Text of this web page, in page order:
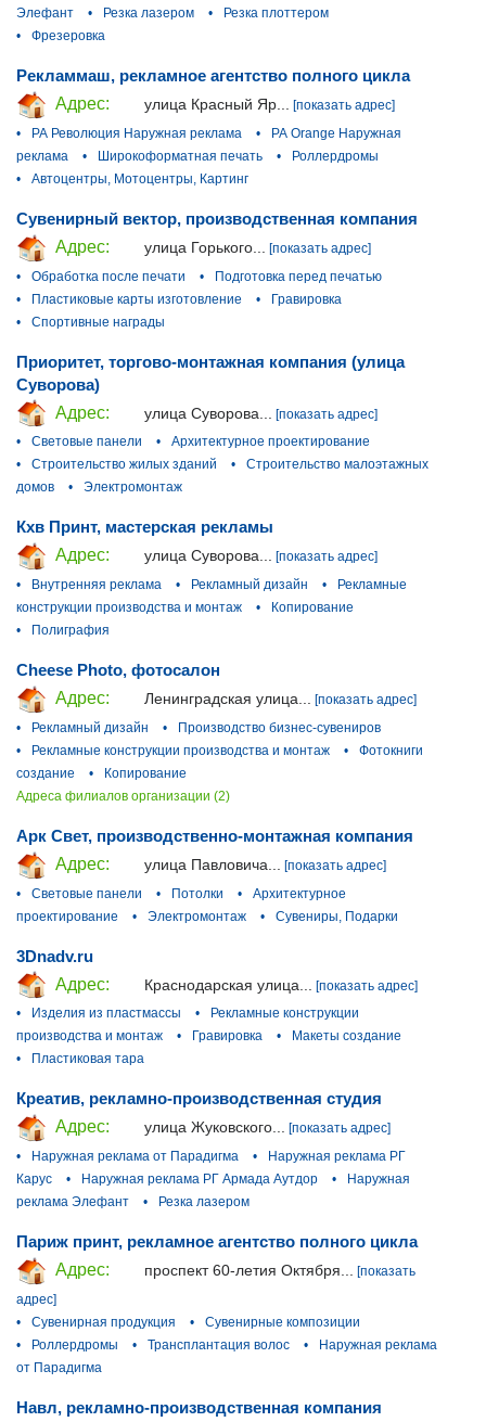
Элефант
• Резка лазером •
Резка плоттером
•
Фрезеровка
Рекламмаш, рекламное агентство полного цикла
Адрес:
улица Красный Яр...
[показать адрес]
•
РА Революция Наружная реклама •
РА Orange Наружная
реклама
• Широкоформатная печать •
Роллердромы
•
Автоцентры, Мотоцентры, Картинг
Сувенирный вектор, производственная компания
Адрес:
улица Горького...
[показать адрес]
•
Обработка после печати •
Подготовка перед печатью
•
Пластиковые карты изготовление •
Гравировка
•
Спортивные награды
Приоритет, торгово-монтажная компания (улица
Суворова)
Адрес:
улица Суворова...
[показать адрес]
•
Световые панели •
Архитектурное проектирование
•
Строительство жилых зданий •
Строительство малоэтажных
домов
• Электромонтаж
Кхв Принт, мастерская рекламы
Адрес:
улица Суворова... [показать адрес]
•
Внутренняя реклама • Рекламный дизайн •
Рекламные
конструкции производства и монтаж
•
Копирование
•
Полиграфия
Cheese Photo, фотосалон
Адрес:
Ленинградская улица...
[показать адрес]
•
Рекламный дизайн •
Производство бизнес-сувениров
•
Рекламные конструкции производства и монтаж •
Фотокниги
создание
•
Копирование
Адреса филиалов организации (2)
Арк Свет, производственно-монтажная компания
Адрес:
улица Павловича...
[показать адрес]
•
Световые панели • Потолки •
Архитектурное
проектирование
• Электромонтаж • Сувениры, Подарки
3Dnadv.ru
Адрес:
Краснодарская улица...
[показать адрес]
•
Изделия из пластмассы •
Рекламные конструкции
производства и монтаж
• Гравировка •
Макеты создание
•
Пластиковая тара
Креатив, рекламно-производственная студия
Адрес:
улица Жуковского... [показать адрес]
•
Наружная реклама от Парадигма •
Наружная реклама РГ
Карус
• Наружная реклама РГ Армада Аутдор •
Наружная
реклама Элефант
• Резка лазером
Париж принт, рекламное агентство полного цикла
Адрес:
проспект 60-летия Октября... [показать
адрес]
•
Сувенирная продукция •
Сувенирные композиции
•
Роллердромы • Трансплантация волос •
Наружная реклама
от Парадигма
Навл, рекламно-производственная компания